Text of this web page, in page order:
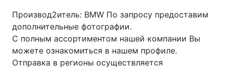
Производ2итель: BMW По запросу предоставим
дополнительные фотографии.
С полным ассортиментом нашей компании Вы
можете ознакомиться в нашем профиле.
Отправка в регионы осуществляется